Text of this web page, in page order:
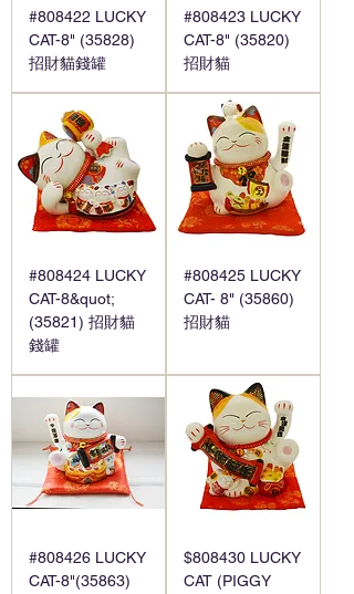
#808422 LUCKY
CAT-8" (35828)
招財貓錢罐
#808423 LUCKY
CAT-8" (35820)
招財貓
#808424 LUCKY
CAT-8&quot;
(35821) 招財貓
錢罐
#808425 LUCKY
CAT- 8" (35860)
招財貓
#808426 LUCKY
CAT-8"(35863)
$808430 LUCKY
CAT (PIGGY